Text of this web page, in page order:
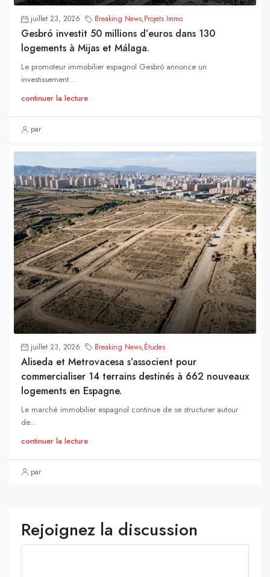
juillet 23, 2026 Breaking News,Projets Immo
Gesbró investit 50 millions d’euros dans 130
logements à Mijas et Málaga.
Le promoteur immobilier espagnol Gesbró annonce un
investissement...
continuer la lecture
par
juillet 23, 2026 Breaking News,Études
Aliseda et Metrovacesa s’associent pour
commercialiser 14 terrains destinés à 662 nouveaux
logements en Espagne.
Le marché immobilier espagnol continue de se structurer autour
de...
continuer la lecture
par
Rejoignez la discussion